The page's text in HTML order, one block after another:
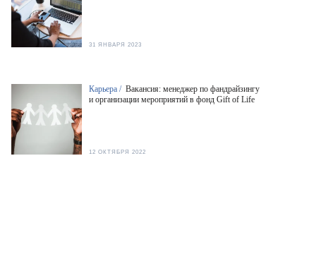
31 ЯНВАРЯ 2023
Карьера / Вакансия: менеджер по фандрайзингу
и организации мероприятий в фонд Gift of Life
12 ОКТЯБРЯ 2022